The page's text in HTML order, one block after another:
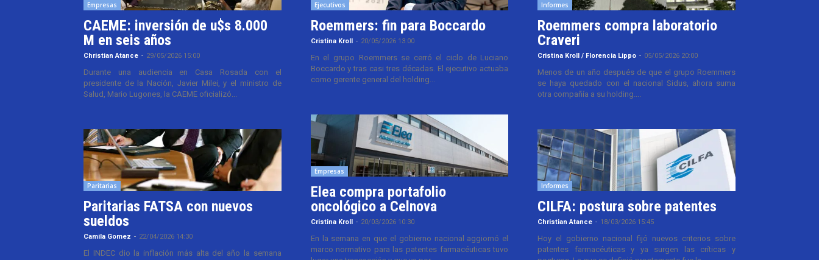
Empresas
CAEME: inversión de u$s 8.000
M en seis años
Christian Atance - 29/05/2026 15:00
Durante una audiencia en Casa Rosada con el
presidente de la Nación, Javier Milei, y el ministro de
Salud, Mario Lugones, la CAEME oficializó...
Paritarias
Paritarias FATSA con nuevos
sueldos
Camila Gomez - 22/04/2026 14:30
El INDEC dio la inflación más alta del año la semana
Ejecutivos
Roemmers: fin para Boccardo
Cristina Kroll - 20/05/2026 13:00
En el grupo Roemmers se cerró el ciclo de Luciano
Boccardo y tras casi tres décadas. El ejecutivo actuaba
como gerente general del holding...
Empresas
Elea compra portafolio
oncológico a Celnova
Cristina Kroll - 20/03/2026 10:30
En la semana en que el gobierno nacional aggiornó el
marco normativo para las patentes farmacéuticas tuvo
Informes
Roemmers compra laboratorio
Craveri
Cristina Kroll / Florencia Lippo - 05/05/2026 20:00
Menos de un año después de que el grupo Roemmers
se haya quedado con el nacional Sidus, ahora suma
otra compañía a su holding....
Informes
CILFA: postura sobre patentes
Christian Atance - 18/03/2026 15:45
Hoy el gobierno nacional fijó nuevos criterios sobre
patentes farmacéuticas y ya surgen las críticas y